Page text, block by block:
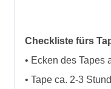
Checkliste fürs
• Ecken des Tapes
• Tape ca. 2-3